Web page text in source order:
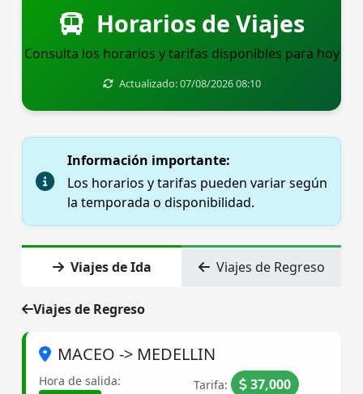
Horarios de Viajes
Consulta los horarios y tarifas disponibles para hoy
Actualizado: 07/08/2026 08:10
Información importante:
Los horarios y tarifas pueden variar según
la temporada o disponibilidad.
Viajes de Ida Viajes de Regreso
Viajes de Regreso
MACEO -> MEDELLIN
Hora de salida: Tarifa: 37,000